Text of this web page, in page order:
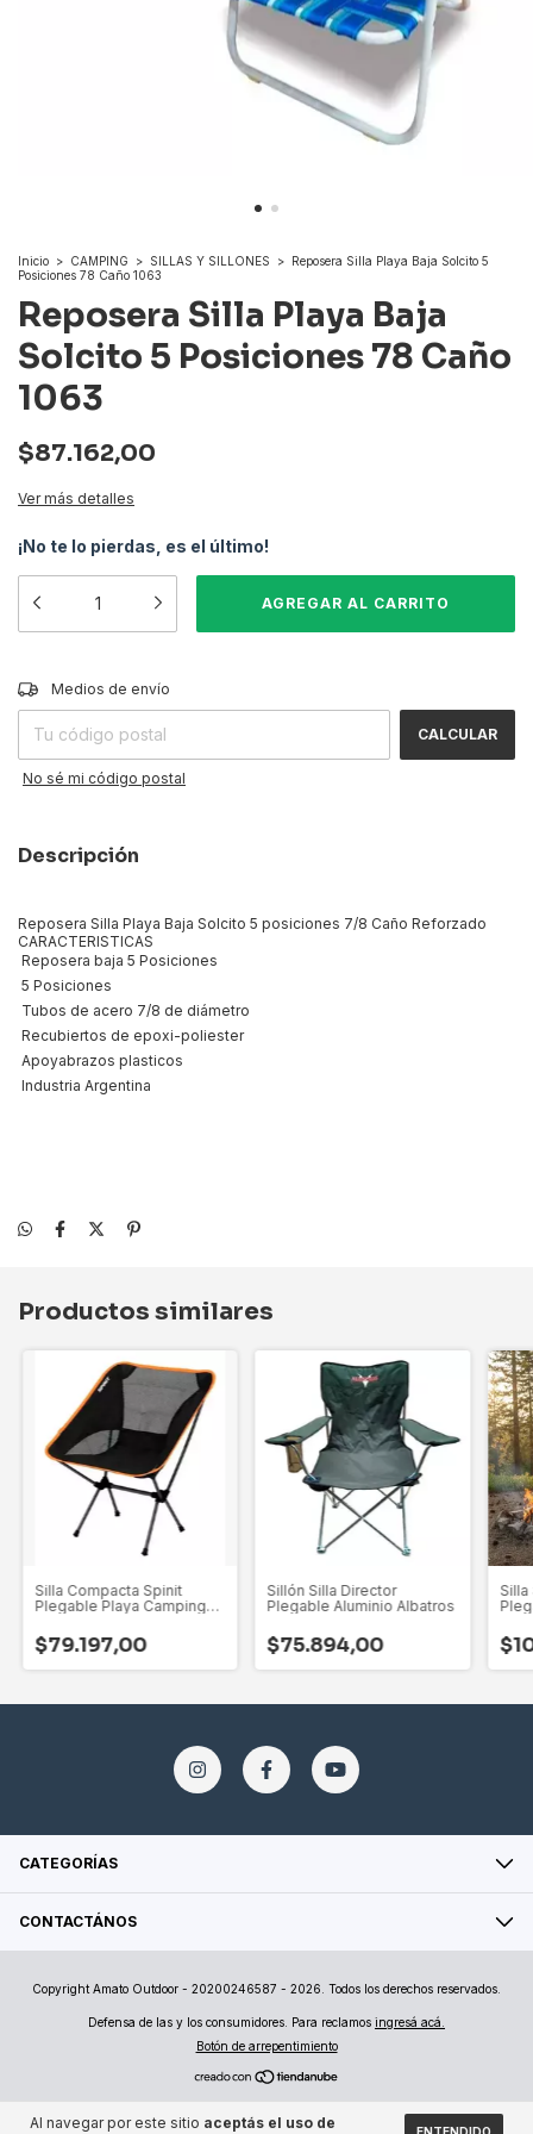
Al navegar por este sitio aceptás el uso de
Inicio > CAMPING > SILLAS Y SILLONES >
Reposera Silla Playa Baja Solcito 5
Posiciones 78 Caño 1063
Reposera Silla Playa Baja
Solcito 5 Posiciones 78 Caño
1063
$87.162,00
Ver más detalles
¡No te lo pierdas, es el último!
Entregas para el CP:
Medios de envío
CALCULAR
No sé mi código postal
Descripción
Reposera Silla Playa Baja Solcito 5 posiciones 7/8 Caño Reforzado
CARACTERISTICAS
 Reposera baja 5 Posiciones
 5 Posiciones
 Tubos de acero 7/8 de diámetro
 Recubiertos de epoxi-poliester
 Apoyabrazos plasticos
 Industria Argentina
Productos similares
Silla Compacta Spinit
Plegable Playa Camping
$79.197,00
Sillón Silla Director
Plegable Aluminio Albatros
$75.894,00
Silla
CATEGORÍAS
CONTACTÁNOS
Copyright Amato Outdoor - 20200246587 - 2026. Todos los derechos reservados.
Defensa de las y los consumidores. Para reclamos ingresá acá.
Botón de arrepentimiento